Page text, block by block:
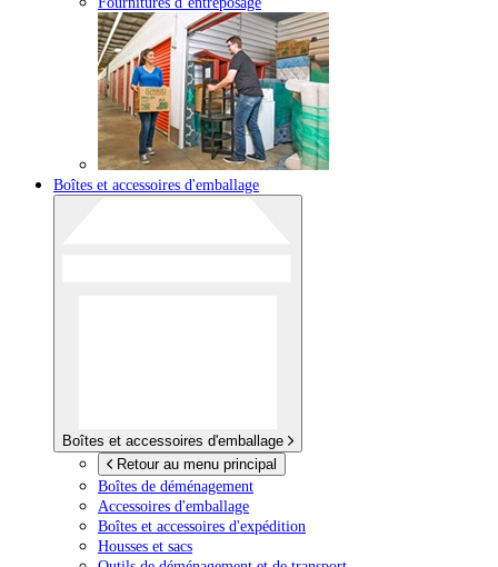
Boîtes et accessoires d'emballage
Boîtes et accessoires d'emballage
Retour au menu principal
Boîtes de déménagement
Accessoires d'emballage
Boîtes et accessoires d'expédition
Housses et sacs